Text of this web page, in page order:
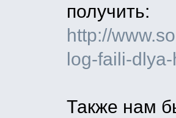
получить:
http://
log-faili-
Также нам